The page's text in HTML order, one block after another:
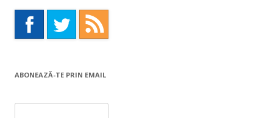
ABONEAZĂ-TE PRIN EMAIL